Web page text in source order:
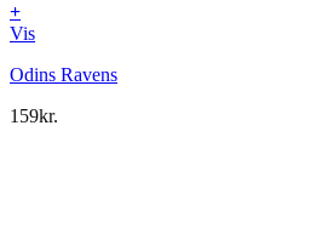
+
Vis
Odins Ravens
159kr.